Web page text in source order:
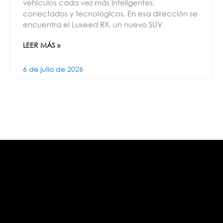
vehículos cada vez más inteligentes,
conectados y tecnológicos. En esa dirección se
encuentra el Luxeed RX, un nuevo SUV
LEER MÁS »
6 de julio de 2026